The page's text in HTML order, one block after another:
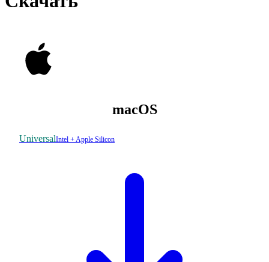
macOS
UniversalIntel + Apple Silicon